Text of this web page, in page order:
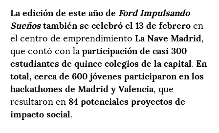
La edición de este año de Ford Impulsando
Sueñostambién se celebró el 13 de febreroen
el centro de emprendimiento La Nave Madrid,
que contó con la participación de casi 300
estudiantes de quince colegios de la capital.En
total, cerca de 600 jóvenes participaron en los
hackathones de Madrid y Valencia, que
resultaron en 84 potenciales proyectos de
impacto social.